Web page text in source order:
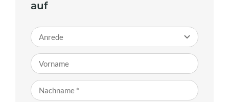
auf